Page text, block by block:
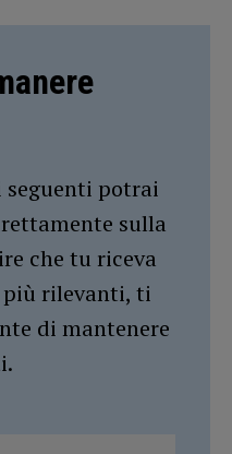
potrai
sulla
che tu riceva
rilevanti, ti
di mantenere